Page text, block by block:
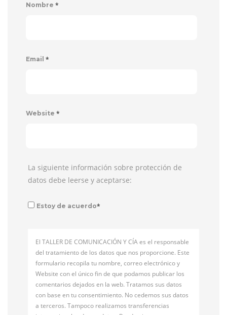
Nombre *
Email *
Website *
La siguiente información sobre protección de
datos debe leerse y aceptarse:
Estoy de acuerdo*
El TALLER DE COMUNICACIÓN Y CÍA es el responsable
del tratamiento de los datos que nos proporcione. Este
formulario recopila tu nombre, correo electrónico y
Website con el único fin de que podamos publicar los
comentarios dejados en la web. Tratamos sus datos
con base en tu consentimiento. No cedemos sus datos
a terceros. Tampoco realizamos transferencias